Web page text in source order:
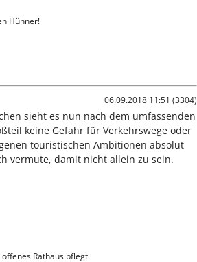
Hühner!
06.09.2018 11:51 (3304)
sieht es nun nach dem umfassenden
keine Gefahr für Verkehrswege oder
touristischen Ambitionen absolut
vermute, damit nicht allein zu sein.
Rathaus pflegt.